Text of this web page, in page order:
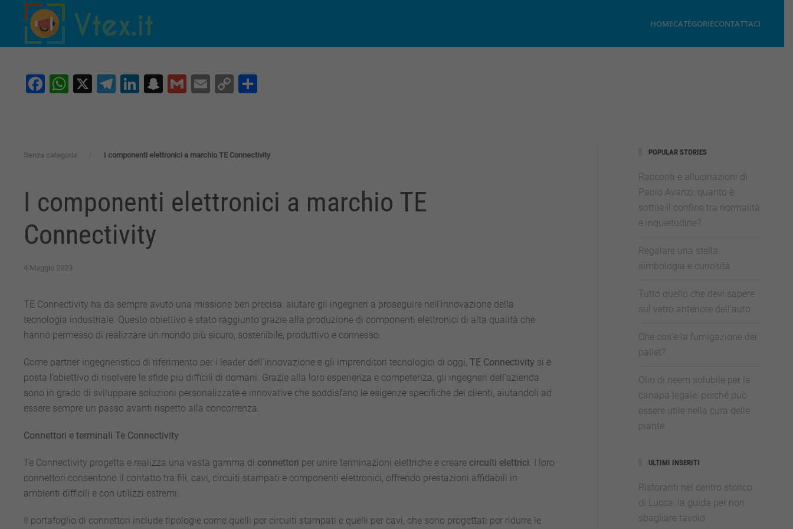
Skip to main content
HOMECATEGORIECONTATTACI
Facebook
WhatsApp
X Telegram
LinkedIn
Snapchat
GmailEmail
Copy
Senza categoria I componenti elettronici a marchio TE Connectivity
I componenti elettronici a marchio TE
Connectivity
4 Maggio 2023
TE Connectivity ha da sempre avuto una missione ben precisa: aiutare gli ingegneri a proseguire nell’innovazione della
tecnologia industriale. Questo obiettivo è stato raggiunto grazie alla produzione di componenti elettronici di alta qualità che
hanno permesso di realizzare un mondo più sicuro, sostenibile, produttivo e connesso.
Come partner ingegneristico di riferimento per i leader dell’innovazione e gli imprenditori tecnologici di oggi, TE Connectivity si è
posta l’obiettivo di risolvere le sfide più difficili di domani. Grazie alla loro esperienza e competenza, gli ingegneri dell’azienda
sono in grado di sviluppare soluzioni personalizzate e innovative che soddisfano le esigenze specifiche dei clienti, aiutandoli ad
essere sempre un passo avanti rispetto alla concorrenza.
Connettori e terminali Te Connectivity
Te Connectivity progetta e realizza una vasta gamma di connettori per unire terminazioni elettriche e creare circuiti elettrici. I loro
connettori consentono il contatto tra fili, cavi, circuiti stampati e componenti elettronici, offrendo prestazioni affidabili in
ambienti difficili e con utilizzi estremi.
Il portafoglio di connettori include tipologie come quelli per circuiti stampati e quelli per cavi, che sono progettati per ridurre le
POPULAR STORIES
Racconti e allucinazioni di
Paolo Avanzi: quanto è
sottile il confine tra normalità
e inquietudine?
Regalare una stella:
simbologia e curiosità
Tutto quello che devi sapere
sul vetro anteriore dell’auto
Che cos’è la fumigazione dei
pallet?
Olio di neem solubile per la
canapa legale: perché può
essere utile nella cura delle
piante
ULTIMI INSERITI
Ristoranti nel centro storico
di Lucca: la guida per non
sbagliare tavolo